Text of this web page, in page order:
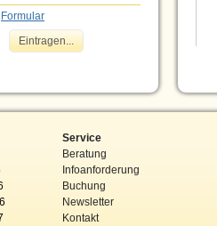
Formular
Service
Beratung
Infoanforderung
Buchung
Newsletter
Kontakt